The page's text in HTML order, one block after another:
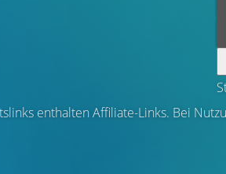
enthalten Affiliate-Links. Bei